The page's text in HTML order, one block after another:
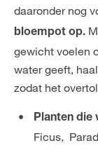
daaronder nog
bloempot op.
gewicht voelen
water geeft,
zodat het
Planten die
Ficus,